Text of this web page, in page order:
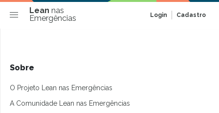
Lean nas
Emergências
Login Cadastro
Sobre
O Projeto Lean nas Emergências
A Comunidade Lean nas Emergências